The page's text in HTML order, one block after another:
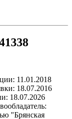
11.01.2018
18.07.2016
18.07.2026
"Брянская